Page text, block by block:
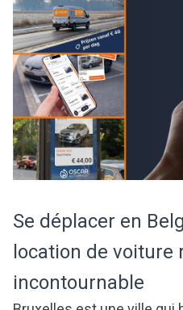
Se déplacer en
location de voiture
incontournable